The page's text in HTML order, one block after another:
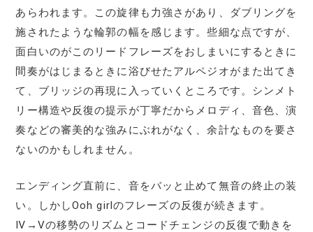
あらわれます。この旋律も力強さがあり、ダブリングを
施されたような輪郭の幅を感じます。些細な点ですが、
面白いのがこのリードフレーズをおしまいにするときに
間奏がはじまるときに浴びせたアルペジオがまた出てき
て、ブリッジの再現に入っていくところです。シンメト
リー構造や反復の提示が丁寧だからメロディ、音色、演
奏などの審美的な強みにぶれがなく、余計なものを要さ
ないのかもしれません。
エンディング直前に、音をバッと止めて無音の終止の装
い。しかしOoh girlのフレーズの反復が続きます。
Ⅳ→Ⅴの移勢のリズムとコードチェンジの反復で動きを